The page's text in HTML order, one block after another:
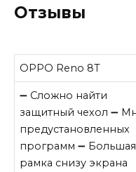
Отзывы
OPPO Reno 8T
➖ Сложно найти
защитный чехол ➖
предустановленных
программ ➖ Большая
рамка снизу экрана